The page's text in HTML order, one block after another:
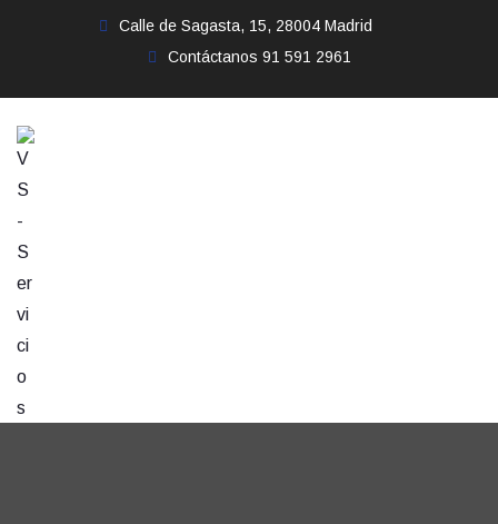
Calle de Sagasta, 15, 28004 Madrid
Contáctanos 91 591 2961